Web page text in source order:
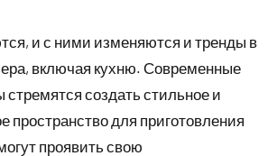
и с ними изменяются и тренды в
включая кухню. Современные
создать стильное и
пространство для приготовления
проявить свою